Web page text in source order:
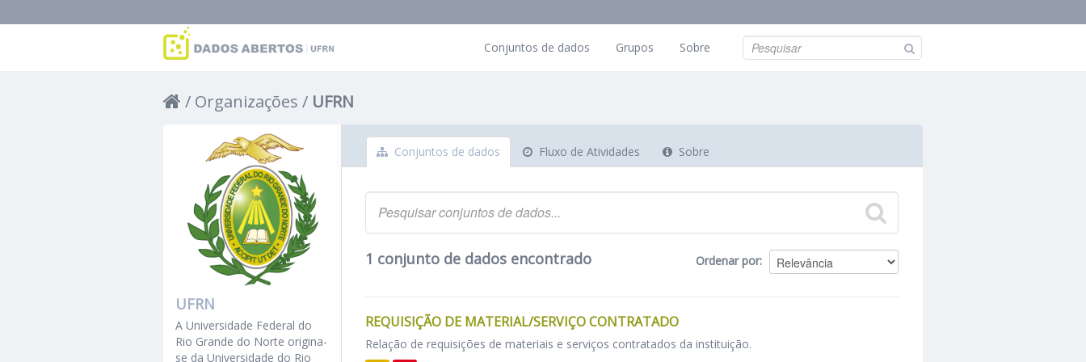
Conjuntos de dados Grupos Sobre
Organizações UFRN
Conjuntos de dados Fluxo de Atividades Sobre
Ordenar por
1 conjunto de dados encontrado
REQUISIÇÃO DE MATERIAL/SERVIÇO CONTRATADO
Relação de requisições de materiais e serviços contratados da instituição.
UFRN
A Universidade Federal do
Rio Grande do Norte origina-
se da Universidade do Rio